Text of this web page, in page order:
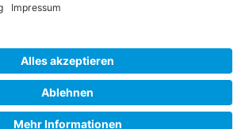
Impressum